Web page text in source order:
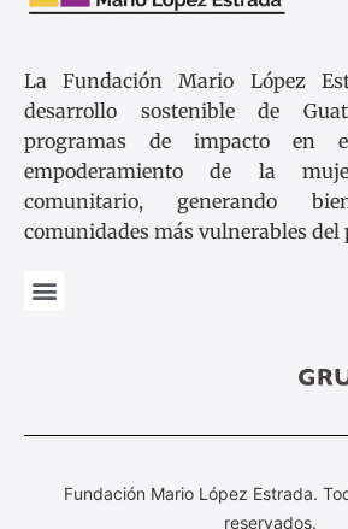
La Fundación Mario López
desarrollo sostenible de
programas de impacto en
empoderamiento de la
comunitario, generando
comunidades más vulnerables del
Fundación Mario López Estrada.
reservados.